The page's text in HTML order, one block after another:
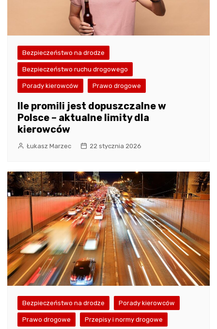
Bezpieczeństwo na drodze
Bezpieczeństwo ruchu drogowego
Porady kierowców Prawo drogowe
Ile promili jest dopuszczalne w
Polsce – aktualne limity dla
kierowców
Łukasz Marzec 22 stycznia 2026
Bezpieczeństwo na drodze Porady kierowców
Prawo drogowe Przepisy i normy drogowe